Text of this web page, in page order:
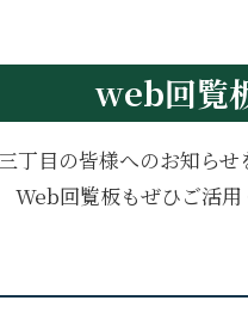
web回覧
丁目の皆様へのお知らせ
Web回覧板もぜひご活用